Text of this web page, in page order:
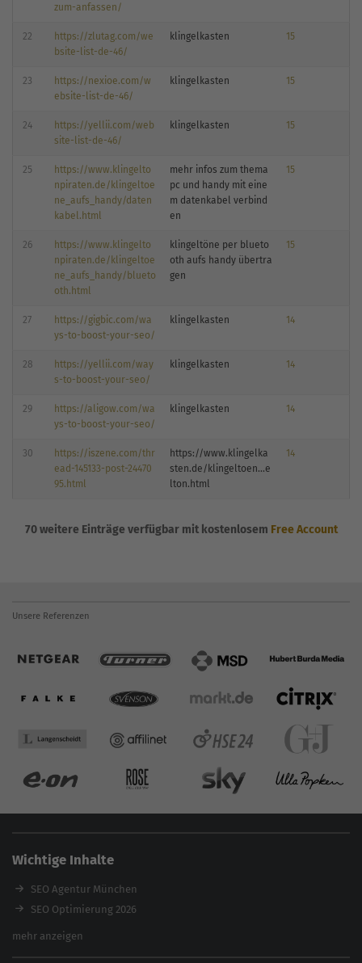
zum-anfassen/
22
https://zlutag.com/we
bsite-list-de-46/
klingelkasten 15
23
https://nexioe.com/w
ebsite-list-de-46/
klingelkasten 15
24
https://yellii.com/web
site-list-de-46/
klingelkasten 15
25
https://www.klingelto
npiraten.de/klingeltoe
ne_aufs_handy/daten
kabel.html
mehr infos zum thema
pc und handy mit eine
m datenkabel verbind
en
15
26
https://www.klingelto
npiraten.de/klingeltoe
ne_aufs_handy/blueto
oth.html
klingeltöne per blueto
oth aufs handy übertra
gen
15
27
https://gigbic.com/wa
ys-to-boost-your-seo/
klingelkasten 14
28
https://yellii.com/way
s-to-boost-your-seo/
klingelkasten 14
29
https://aligow.com/wa
ys-to-boost-your-seo/
klingelkasten 14
30
https://iszene.com/thr
ead-145133-post-24470
95.html
https://www.klingelka
sten.de/klingeltoen...e
lton.html
14
70 weitere Einträge verfügbar mit kostenlosem Free Account
Unsere Referenzen
Wichtige Inhalte
SEO Agentur München
SEO Optimierung 2026
Backlink-Audit 2026
mehr anzeigen